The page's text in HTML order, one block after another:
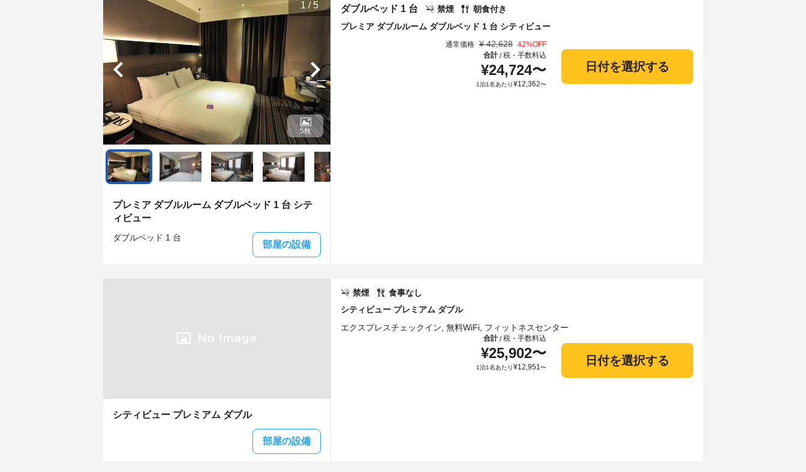
1 /5
プレミア ダブルルーム ダブルベッド 1 台 シテ
ィビュー
ダブルベッド 1 台
部屋の設備
5枚
プレミア ダブルルーム ダブルベッド 1 台 シティビュー
禁煙 朝食付き
ダブルベッド 1 台
通常価格 ¥ 42,628 42%OFF
合計/税・手数料込
¥24,724〜
1泊1名あたり¥12,362〜
日付を選択する
シティビュー プレミアム ダブル
部屋の設備
シティビュー プレミアム ダブル
禁煙 食事なし
合計/税・手数料込
¥25,902〜
1泊1名あたり¥12,951〜
日付を選択する